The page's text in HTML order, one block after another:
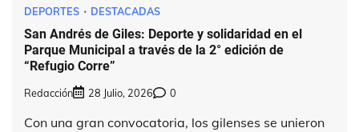
DEPORTES DESTACADAS
San Andrés de Giles: Deporte y solidaridad en el
Parque Municipal a través de la 2° edición de
“Refugio Corre”
Redacción 28 Julio, 2026 0
Con una gran convocatoria, los gilenses se unieron